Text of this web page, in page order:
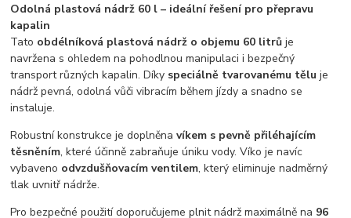
Odolná plastová nádrž 60 l – ideální řešení pro přepravu
kapalin
Tato obdélníková plastová nádrž o objemu 60 litrů je
navržena s ohledem na pohodlnou manipulaci i bezpečný
transport různých kapalin. Díky speciálně tvarovanému tělu je
nádrž pevná, odolná vůči vibracím během jízdy a snadno se
instaluje.
Robustní konstrukce je doplněnavíkem s pevně přiléhajícím
těsněním, které účinně zabraňuje úniku vody. Víko je navíc
vybaveno odvzdušňovacím ventilem, který eliminuje nadměrný
tlak uvnitř nádrže.
Pro bezpečné použití doporučujeme plnit nádrž maximálně na 96